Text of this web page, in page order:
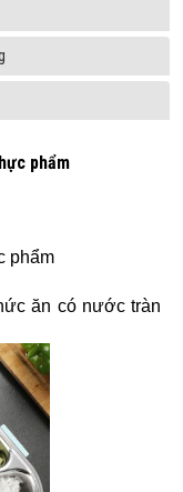
phẩm
phẩm
ăn có nước tràn